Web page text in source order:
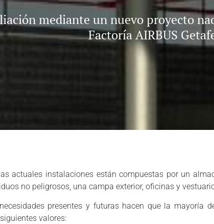
mediante un nuevo proyecto
Factoría AIRBUS
actuales instalaciones están compuestas por un
no peligrosos, una campa exterior, oficinas y
presentes y futuras hacen que la mayoría
valores: